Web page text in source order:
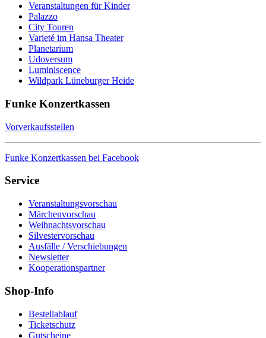
Veranstaltungen für Kinder
Palazzo
City Touren
Varieté im Hansa Theater
Planetarium
Udoversum
Luminiscence
Wildpark Lüneburger Heide
Funke Konzertkassen
Vorverkaufsstellen
Funke Konzertkassen bei Facebook
Service
Veranstaltungsvorschau
Märchenvorschau
Weihnachtsvorschau
Silvestervorschau
Ausfälle / Verschiebungen
Newsletter
Kooperationspartner
Shop-Info
Bestellablauf
Ticketschutz
Gutscheine